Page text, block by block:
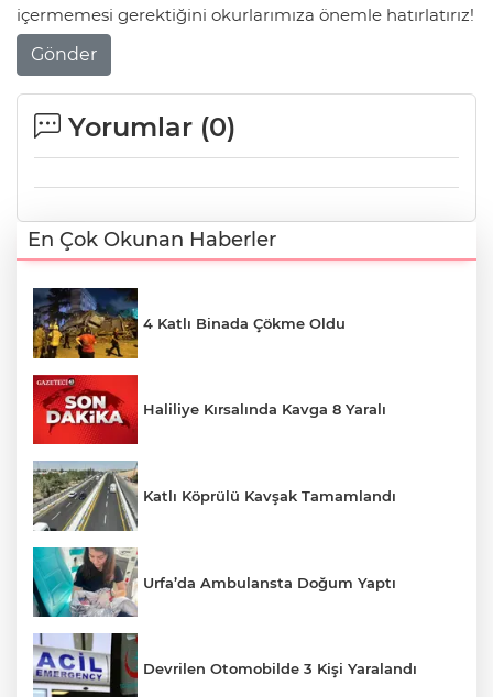
içermemesi gerektiğini okurlarımıza önemle hatırlatırız!
Gönder
Yorumlar (0)
En Çok Okunan Haberler
4 Katlı Binada Çökme Oldu
Haliliye Kırsalında Kavga 8 Yaralı
Katlı Köprülü Kavşak Tamamlandı
Urfa’da Ambulansta Doğum Yaptı
Devrilen Otomobilde 3 Kişi Yaralandı